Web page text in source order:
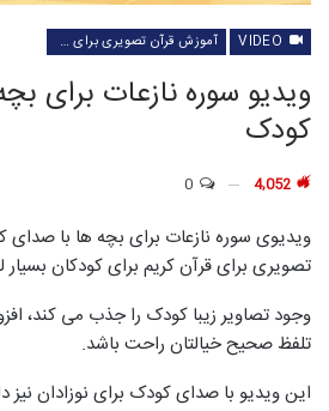
آموزش قرآن تصویری برای کودکان
ویدیو سوره نازعات برای
کودک
ویدیوی سوره نازعات برای بچه ها با
تصویری برای قرآن کریم برای کودکان
وجود تصاویر زیبا کودک را جذب می کند،
تلفظ صحیح خیالتان راحت باشد.
این ویدیو با صدای کودک برای نوزادان